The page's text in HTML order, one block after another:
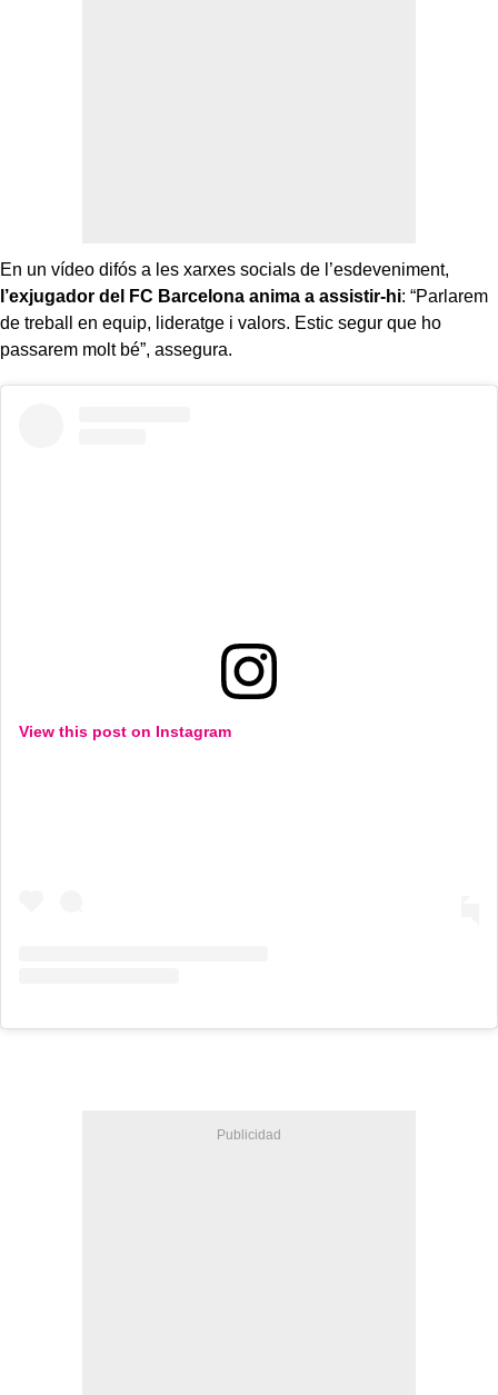
En un vídeo difós a les xarxes socials de l’esdeveniment,
l’exjugador del FC Barcelona anima a assistir-hi: “Parlarem
de treball en equip, lideratge i valors. Estic segur que ho
passarem molt bé”, assegura.
View this post on Instagram